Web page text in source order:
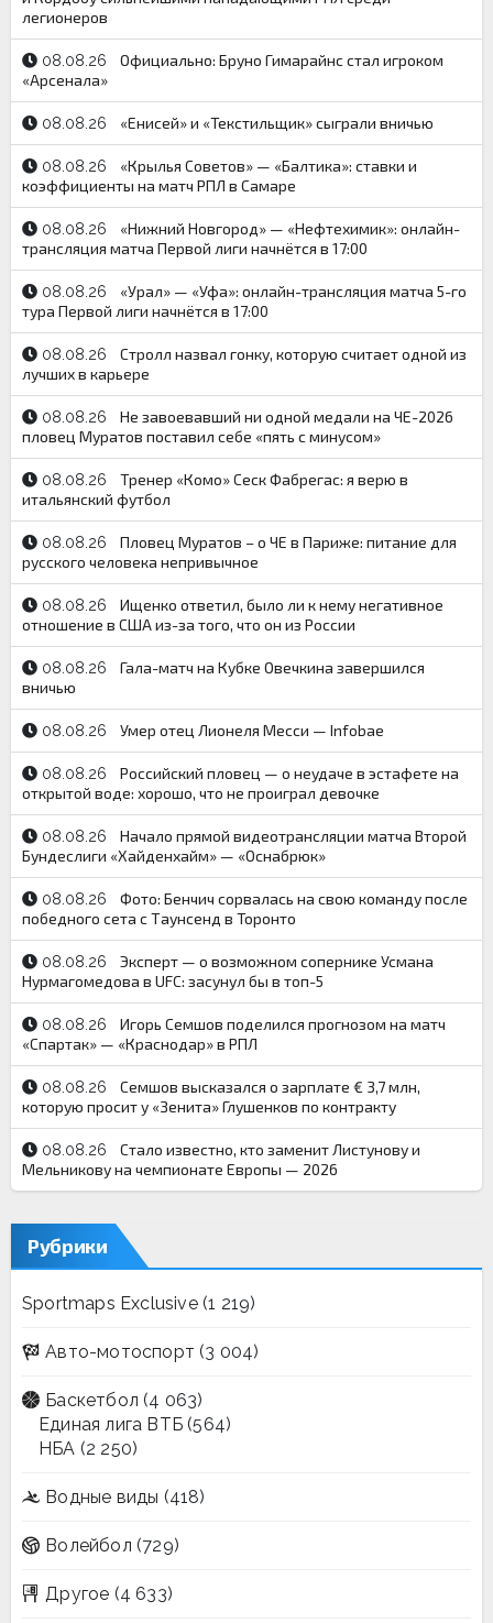
легионеров
08.08.26
Официально: Бруно Гимарайнс стал игроком
«Арсенала»
08.08.26 «Енисей» и «Текстильщик» сыграли вничью
08.08.26
«Крылья Советов» — «Балтика»: ставки и
коэффициенты на матч РПЛ в Самаре
08.08.26
«Нижний Новгород» — «Нефтехимик»: онлайн-
трансляция матча Первой лиги начнётся в 17:00
08.08.26
«Урал» — «Уфа»: онлайн-трансляция матча 5-го
тура Первой лиги начнётся в 17:00
08.08.26
Стролл назвал гонку, которую считает одной из
лучших в карьере
08.08.26
Не завоевавший ни одной медали на ЧЕ-2026
пловец Муратов поставил себе «пять с минусом»
08.08.26
Тренер «Комо» Сеск Фабрегас: я верю в
итальянский футбол
08.08.26
Пловец Муратов – о ЧЕ в Париже: питание для
русского человека непривычное
08.08.26
Ищенко ответил, было ли к нему негативное
отношение в США из-за того, что он из России
08.08.26
Гала-матч на Кубке Овечкина завершился
вничью
08.08.26 Умер отец Лионеля Месси — Infobae
08.08.26
Российский пловец — о неудаче в эстафете на
открытой воде: хорошо, что не проиграл девочке
08.08.26
Начало прямой видеотрансляции матча Второй
Бундеслиги «Хайденхайм» — «Оснабрюк»
08.08.26
Фото: Бенчич сорвалась на свою команду после
победного сета c Таунсенд в Торонто
08.08.26
Эксперт — о возможном сопернике Усмана
Нурмагомедова в UFC: засунул бы в топ-5
08.08.26
Игорь Семшов поделился прогнозом на матч
«Спартак» — «Краснодар» в РПЛ
08.08.26
Семшов высказался о зарплате € 3,7 млн,
которую просит у «Зенита» Глушенков по контракту
08.08.26
Стало известно, кто заменит Листунову и
Мельникову на чемпионате Европы — 2026
Рубрики
Sportmaps Exclusive(1 219)
Авто-мотоспорт (3 004)
Баскетбол (4 063)
Единая лига ВТБ (564)
НБА (2 250)
Водные виды (418)
Волейбол (729)
Другое (4 633)